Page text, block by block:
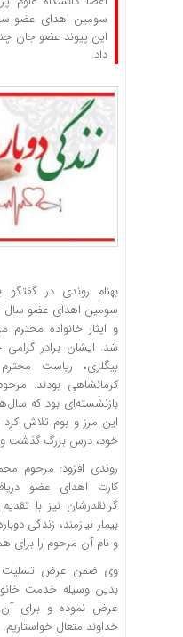
این پیوند عضو جان
داد.
بهنام روندی در گفتگو
و ایثار خانواده محترم
شد. ایشان برادر
بیگلری، ریاست
کرمانشاهی بودند.
بازنشسته‌ای بود که
این مرز و بوم تلاش
خود، درس بزرگ گذشت و
روندی افزود: مرحوم
کارت اهدای عضو
گرانقدرشان نیز با
بیمار نیازمند، زندگی
و نام آن مرحوم را برای
وی ضمن عرض تسلیت
بدین وسیله خدمت
عرض نموده و برای آن
خداوند متعال خواستاریم.